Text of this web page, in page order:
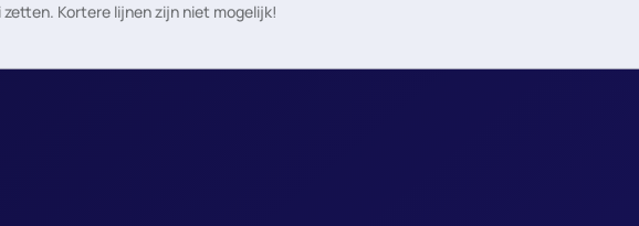
Kortere lijnen zijn niet mogelijk!